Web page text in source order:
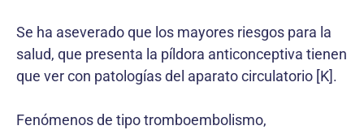
Se ha aseverado que los mayores riesgos para la
salud, que presenta la píldora anticonceptiva tienen
que ver con patologías del aparato circulatorio [K].
Fenómenos de tipo tromboembolismo,